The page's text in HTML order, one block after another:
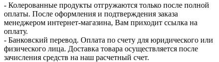
- Колерованные продукты отгружаются только после полной
оплаты. После оформления и подтверждения заказа
менеджером интернет-магазина, Вам приходит ссылка на
оплату.
- Банковский перевод. Оплата по счету для юридического или
физического лица. Доставка товара осуществляется после
зачисления средств на наш расчетный счет.